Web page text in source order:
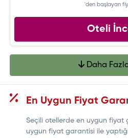
'den başlayan
Oteli
Daha
En Uygun Fiyat
Seçili otellerde en uygun fiyat
uygun fiyat garantisi ile